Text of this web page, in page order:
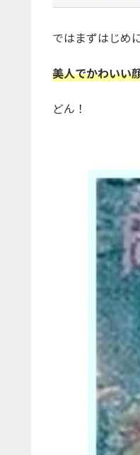
ではまずはじめに
美人でかわいい
どん！